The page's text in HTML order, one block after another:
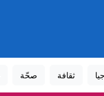
ثقافة صحّة